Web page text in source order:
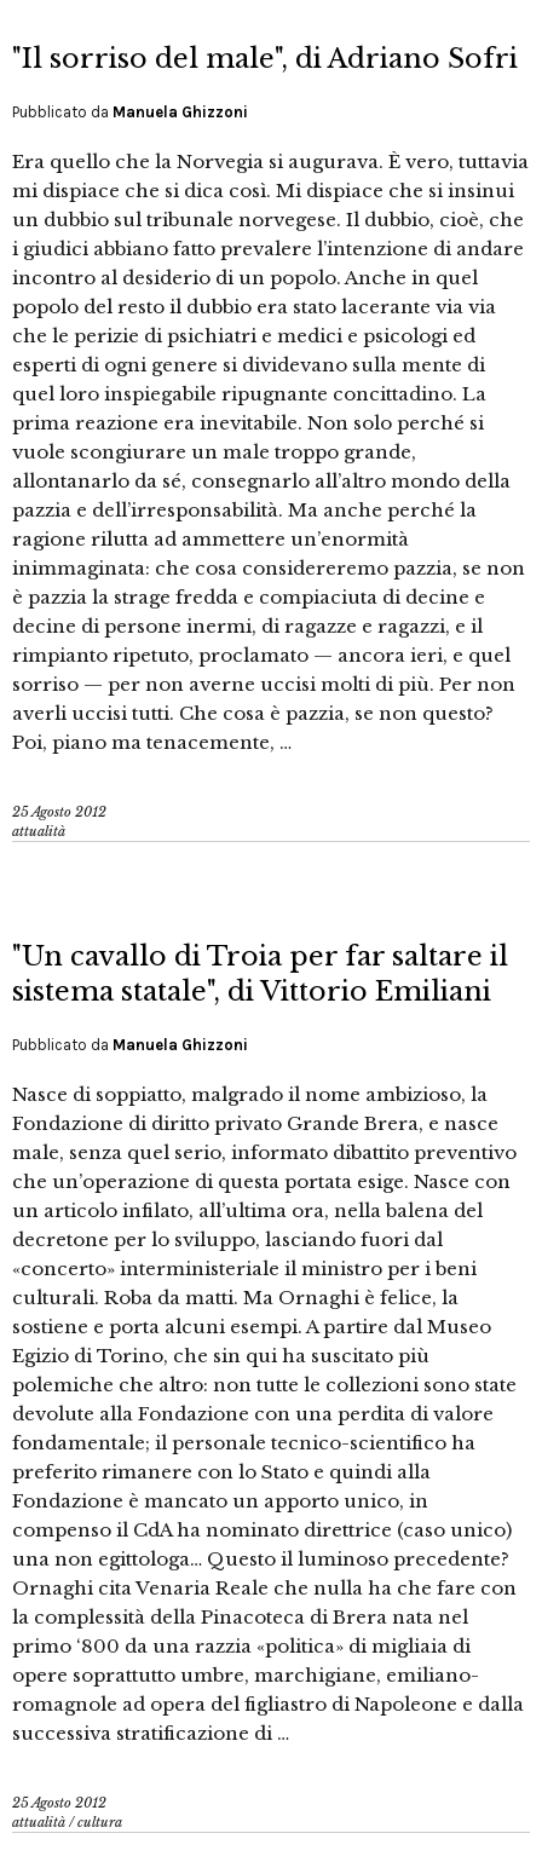
"Il sorriso del male", di Adriano Sofri
Pubblicato da Manuela Ghizzoni
Era quello che la Norvegia si augurava. È vero, tuttavia
mi dispiace che si dica così. Mi dispiace che si insinui
un dubbio sul tribunale norvegese. Il dubbio, cioè, che
i giudici abbiano fatto prevalere l’intenzione di andare
incontro al desiderio di un popolo. Anche in quel
popolo del resto il dubbio era stato lacerante via via
che le perizie di psichiatri e medici e psicologi ed
esperti di ogni genere si dividevano sulla mente di
quel loro inspiegabile ripugnante concittadino. La
prima reazione era inevitabile. Non solo perché si
vuole scongiurare un male troppo grande,
allontanarlo da sé, consegnarlo all’altro mondo della
pazzia e dell’irresponsabilità. Ma anche perché la
ragione rilutta ad ammettere un’enormità
inimmaginata: che cosa considereremo pazzia, se non
è pazzia la strage fredda e compiaciuta di decine e
decine di persone inermi, di ragazze e ragazzi, e il
rimpianto ripetuto, proclamato — ancora ieri, e quel
sorriso — per non averne uccisi molti di più. Per non
averli uccisi tutti. Che cosa è pazzia, se non questo?
Poi, piano ma tenacemente, …
25 Agosto 2012
attualità
"Un cavallo di Troia per far saltare il
sistema statale", di Vittorio Emiliani
Pubblicato da Manuela Ghizzoni
Nasce di soppiatto, malgrado il nome ambizioso, la
Fondazione di diritto privato Grande Brera, e nasce
male, senza quel serio, informato dibattito preventivo
che un’operazione di questa portata esige. Nasce con
un articolo infilato, all’ultima ora, nella balena del
decretone per lo sviluppo, lasciando fuori dal
«concerto» interministeriale il ministro per i beni
culturali. Roba da matti. Ma Ornaghi è felice, la
sostiene e porta alcuni esempi. A partire dal Museo
Egizio di Torino, che sin qui ha suscitato più
polemiche che altro: non tutte le collezioni sono state
devolute alla Fondazione con una perdita di valore
fondamentale; il personale tecnico-scientifico ha
preferito rimanere con lo Stato e quindi alla
Fondazione è mancato un apporto unico, in
compenso il CdA ha nominato direttrice (caso unico)
una non egittologa… Questo il luminoso precedente?
Ornaghi cita Venaria Reale che nulla ha che fare con
la complessità della Pinacoteca di Brera nata nel
primo ‘800 da una razzia «politica» di migliaia di
opere soprattutto umbre, marchigiane, emiliano-
romagnole ad opera del figliastro di Napoleone e dalla
successiva stratificazione di …
25 Agosto 2012
attualità /cultura